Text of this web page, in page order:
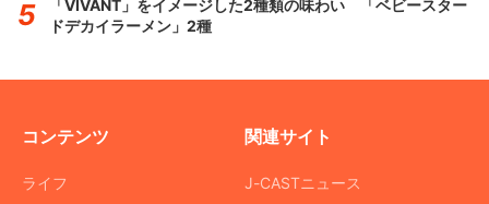
「VIVANT」をイメージした2種類の味わい 「ベビースター
ドデカイラーメン」2種
コンテンツ
ライフ
関連サイト
J-CASTニュース